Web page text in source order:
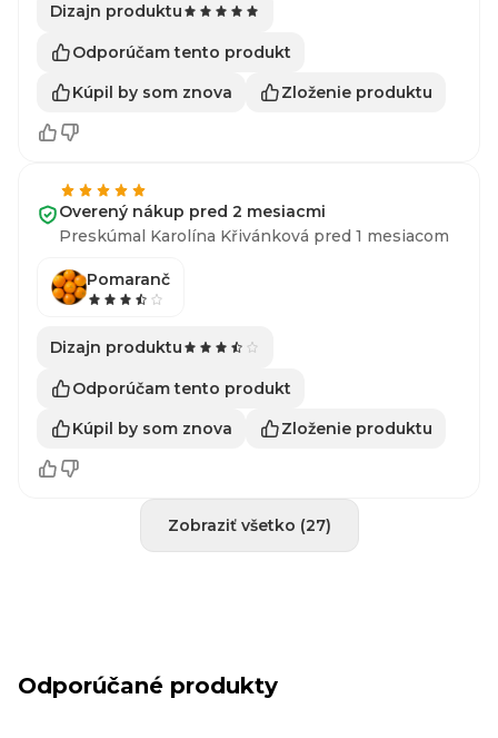
Dizajn produktu
Odporúčam tento produkt
Kúpil by som znova
Zloženie produktu
Overený nákup pred 2 mesiacmi
Preskúmal Karolína Křivánková pred 1 mesiacom
Pomaranč
Dizajn produktu
Odporúčam tento produkt
Kúpil by som znova
Zloženie produktu
Zobraziť všetko (27)
Odporúčané produkty